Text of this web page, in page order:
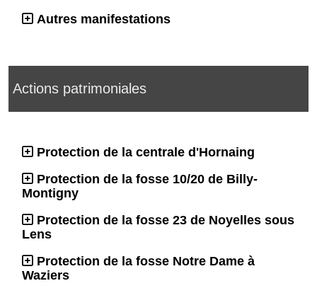
Autres manifestations
Actions patrimoniales
Protection de la centrale d'Hornaing
Protection de la fosse 10/20 de Billy-
Montigny
Protection de la fosse 23 de Noyelles sous
Lens
Protection de la fosse Notre Dame à
Waziers